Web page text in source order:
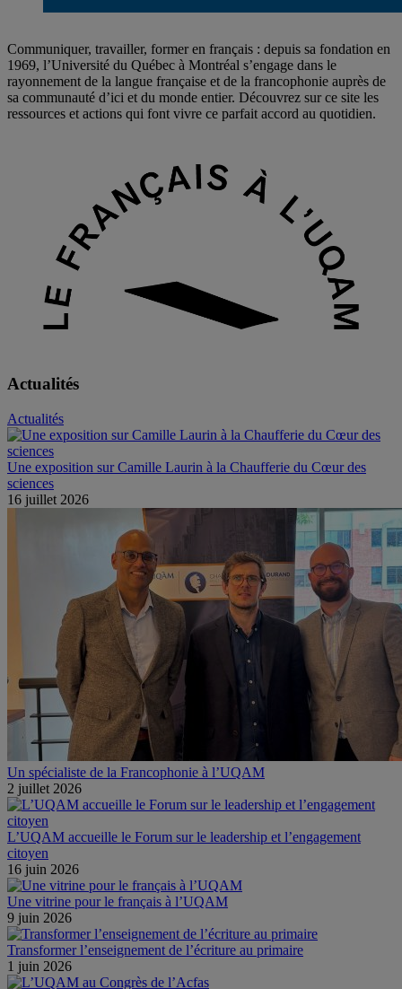
Communiquer, travailler, former en français : depuis sa fondation en
1969, l’Université du Québec à Montréal s’engage dans le
rayonnement de la langue française et de la francophonie auprès de
sa communauté d’ici et du monde entier. Découvrez sur ce site les
ressources et actions qui font vivre ce parfait accord au quotidien.
Actualités
Actualités
Une exposition sur Camille Laurin à la Chaufferie du Cœur des
sciences
16 juillet 2026
Un spécialiste de la Francophonie à l’UQAM
2 juillet 2026
L’UQAM accueille le Forum sur le leadership et l’engagement
citoyen
16 juin 2026
Une vitrine pour le français à l’UQAM
9 juin 2026
Transformer l’enseignement de l’écriture au primaire
1 juin 2026